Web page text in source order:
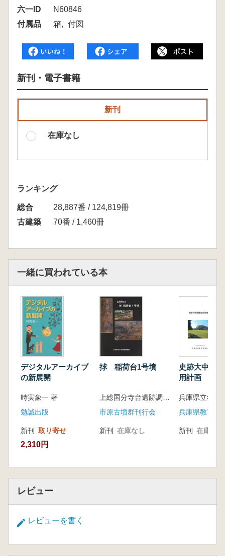
六一ID
N60846
付属品
箱 付図
新刊・電子書籍
新刊
在庫なし
ランキング
総合
28,887番 / 124,819冊
古建築
70番 / 1,460冊
一緒に買われている本
デジタルアーカイブ
の新展開
時実象一 著
勉誠出版
新刊 取り寄せ
2,310円
捄 稲荷台1号墳
上総国分寺台遺跡調査団 編
市原古墳群刊行会
新刊 在庫なし
史跡大中遺
用計画
兵庫県教育委
新刊 在庫なし
レビュー
レビューを書く